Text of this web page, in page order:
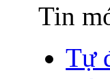
Tin
Tự